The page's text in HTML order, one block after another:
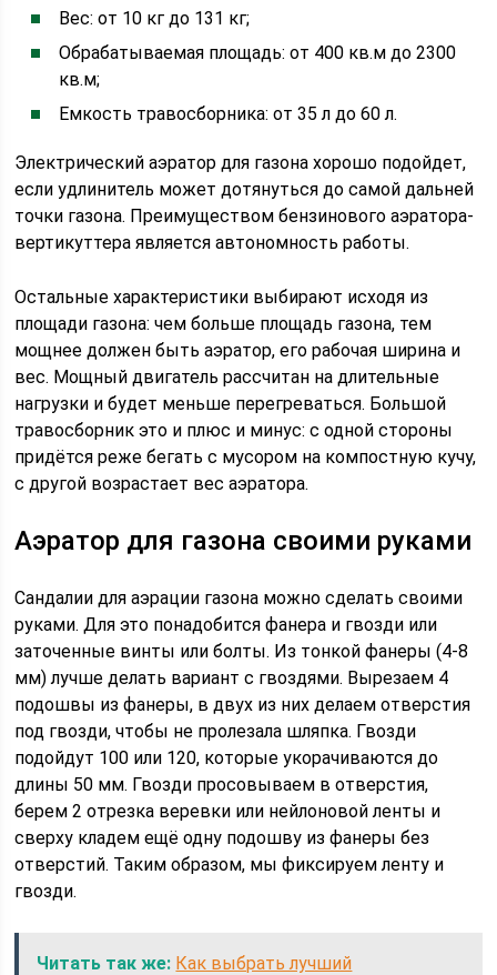
Вес: от 10 кг до 131 кг;
Обрабатываемая площадь: от 400 кв.м до 2300
кв.м;
Емкость травосборника: от 35 л до 60 л.
Электрический аэратор для газона хорошо подойдет,
если удлинитель может дотянуться до самой дальней
точки газона. Преимуществом бензинового аэратора-
вертикуттера является автономность работы.
Остальные характеристики выбирают исходя из
площади газона: чем больше площадь газона, тем
мощнее должен быть аэратор, его рабочая ширина и
вес. Мощный двигатель рассчитан на длительные
нагрузки и будет меньше перегреваться. Большой
травосборник это и плюс и минус: с одной стороны
придётся реже бегать с мусором на компостную кучу,
с другой возрастает вес аэратора.
Аэратор для газона своими руками
Сандалии для аэрации газона можно сделать своими
руками. Для это понадобится фанера и гвозди или
заточенные винты или болты. Из тонкой фанеры (4-8
мм) лучше делать вариант с гвоздями. Вырезаем 4
подошвы из фанеры, в двух из них делаем отверстия
под гвозди, чтобы не пролезала шляпка. Гвозди
подойдут 100 или 120, которые укорачиваются до
длины 50 мм. Гвозди просовываем в отверстия,
берем 2 отрезка веревки или нейлоновой ленты и
сверху кладем ещё одну подошву из фанеры без
отверстий. Таким образом, мы фиксируем ленту и
гвозди.
Читать так же: Как выбрать лучший